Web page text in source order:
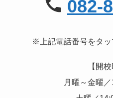
082-
※上記電話番号をタッ
【開
月曜～金曜